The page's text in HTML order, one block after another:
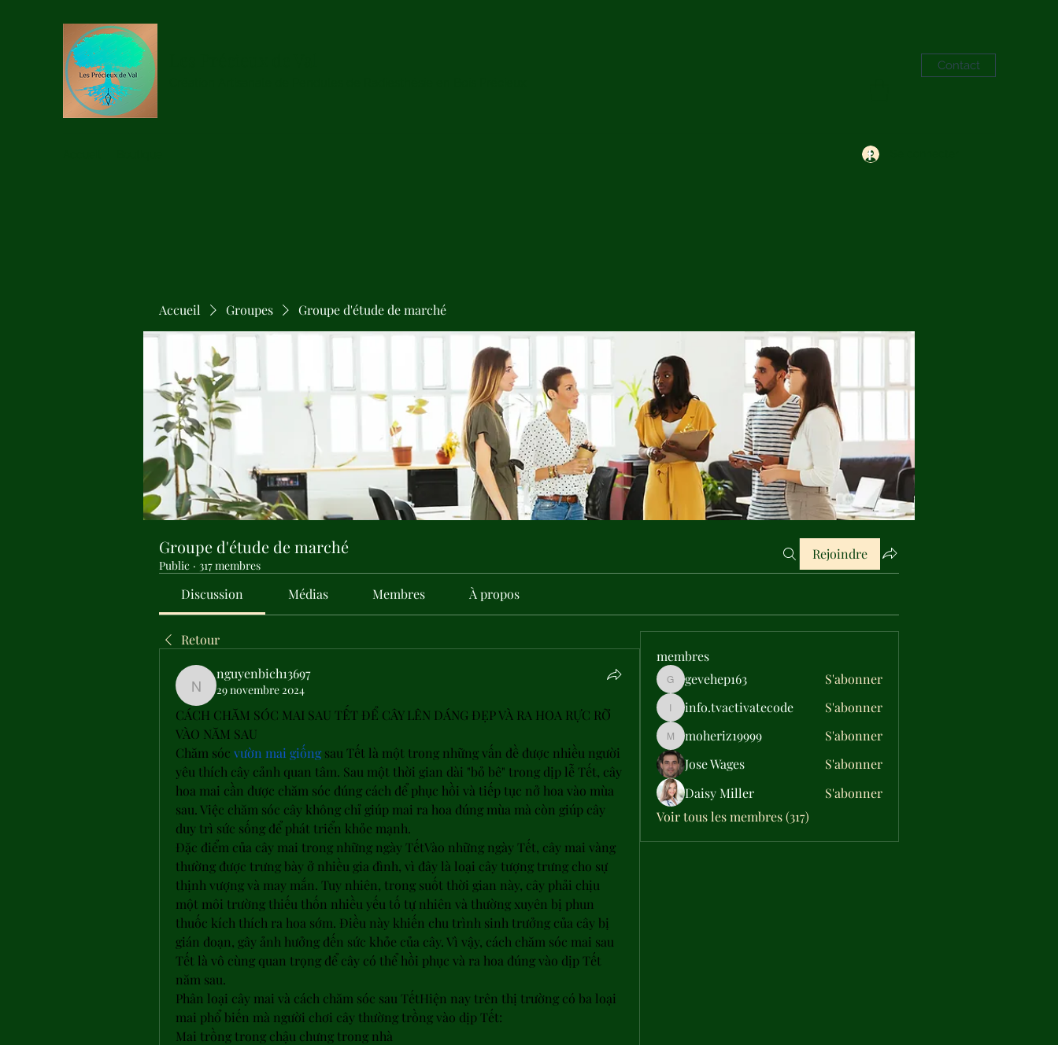
Contact
Accueil Groupes Groupe d'étude de marché
Groupe d'étude de marché
Public · 317 membres
Rejoindre
Discussion Médias Membres À propos
Retour
nguyenbich13697
nguyenbich13697
29 novembre 2024
CÁCH CHĂM SÓC MAI SAU TẾT ĐỂ CÂY LÊN DÁNG ĐẸP VÀ RA HOA RỰC RỠ
VÀO NĂM SAU
Chăm sóc vườn mai giống sau Tết là một trong những vấn đề được nhiều người
yêu thích cây cảnh quan tâm. Sau một thời gian dài "bỏ bê" trong dịp lễ Tết, cây
hoa mai cần được chăm sóc đúng cách để phục hồi và tiếp tục nở hoa vào mùa
sau. Việc chăm sóc cây không chỉ giúp mai ra hoa đúng mùa mà còn giúp cây
duy trì sức sống để phát triển khỏe mạnh.
Đặc điểm của cây mai trong những ngày TếtVào những ngày Tết, cây mai vàng
thường được trưng bày ở nhiều gia đình, vì đây là loại cây tượng trưng cho sự
thịnh vượng và may mắn. Tuy nhiên, trong suốt thời gian này, cây phải chịu
một môi trường thiếu thốn nhiều yếu tố tự nhiên và thường xuyên bị phun
thuốc kích thích ra hoa sớm. Điều này khiến chu trình sinh trưởng của cây bị
gián đoạn, gây ảnh hưởng đến sức khỏe của cây. Vì vậy, cách chăm sóc mai sau
Tết là vô cùng quan trọng để cây có thể hồi phục và ra hoa đúng vào dịp Tết
năm sau.
Phân loại cây mai và cách chăm sóc sau TếtHiện nay trên thị trường có ba loại
mai phổ biến mà người chơi cây thường trồng vào dịp Tết:
Mai trồng trong chậu chưng trong nhà
membres
gevehep163
gevehep163 S'abonner
info.tvactivatecode
info.tvactivatecode S'abonner
moheriz19999
moheriz19999
S'abonner
Jose Wages
S'abonner
Daisy Miller
S'abonner
Voir tous les membres (317)